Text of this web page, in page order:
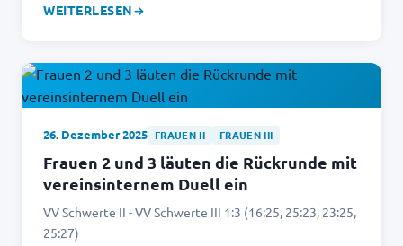
WEITERLESEN→
26. Dezember 2025 FRAUEN II FRAUEN III
Frauen 2 und 3 läuten die Rückrunde mit
vereinsinternem Duell ein
VV Schwerte II - VV Schwerte III 1:3 (16:25, 25:23, 23:25,
25:27)